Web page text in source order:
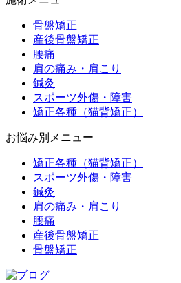
骨盤矯正
産後骨盤矯正
腰痛
肩の痛み・肩こり
鍼灸
スポーツ外傷・障害
矯正各種（猫背矯正）
お悩み別メニュー
矯正各種（猫背矯正）
スポーツ外傷・障害
鍼灸
肩の痛み・肩こり
腰痛
産後骨盤矯正
骨盤矯正